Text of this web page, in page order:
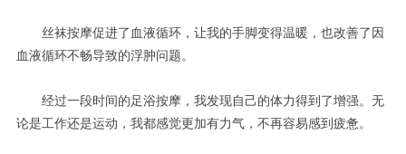
丝袜按摩促进了血液循环，让我的手脚变得温暖，也改善了因
血液循环不畅导致的浮肿问题。
经过一段时间的足浴按摩，我发现自己的体力得到了增强。无
论是工作还是运动，我都感觉更加有力气，不再容易感到疲惫。